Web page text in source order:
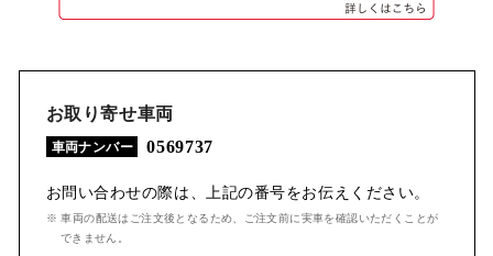
お取り寄せ車両
車両ナンバー 0569737
お問い合わせの際は、上記の番号をお伝えください。
※ 車両の配送はご注文後となるため、ご注文前に実車を確認いただくことが
できません。